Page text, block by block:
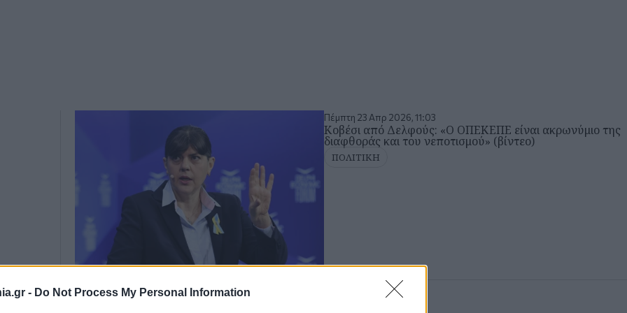
- Do Not Process My Personal Information
Πέμπτη 23 Απρ 2026, 11:03
Κοβέσι από Δελφούς: «Ο ΟΠΕΚΕΠΕ είναι ακρωνύμιο της
διαφθοράς και του νεποτισμού» (βίντεο)
ΠΟΛΙΤΙΚΗ